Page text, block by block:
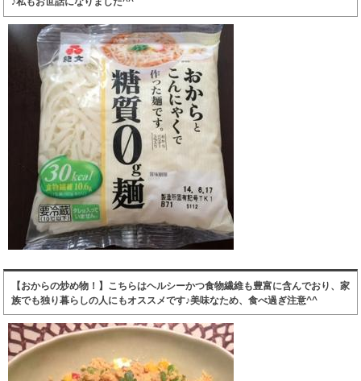
【おからの炒め物！】こちらはヘルシーかつ食物繊維も豊富に含んでおり、家
族でも独り暮らしの人にもオススメです♪美味なため、食べ過ぎ注意^^